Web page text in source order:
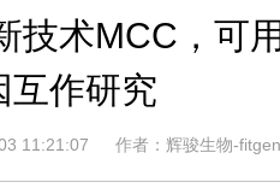
技术MCC，可
互作研究
11:21:07 作者：辉骏生物-